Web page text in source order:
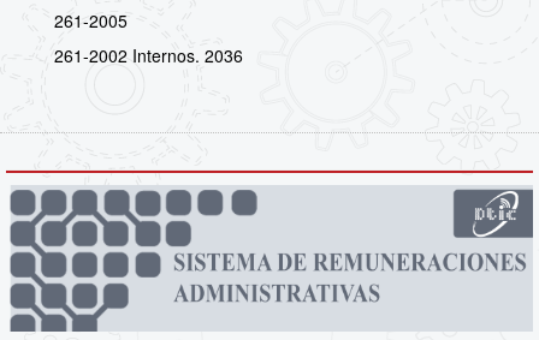
261-2005
261-2002 Internos. 2036